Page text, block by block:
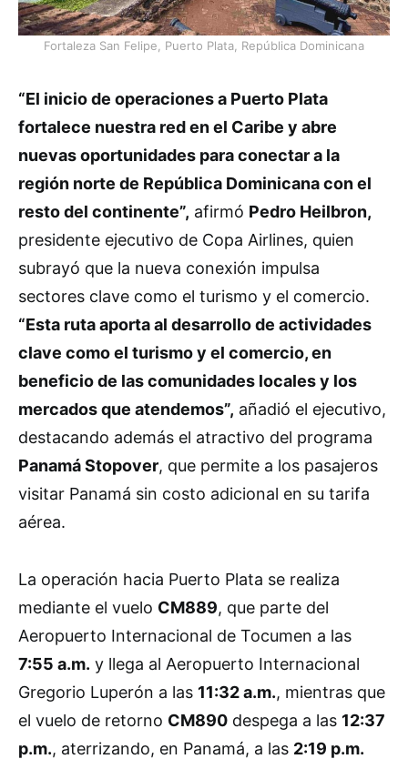
Fortaleza San Felipe, Puerto Plata, República Dominicana
“El inicio de operaciones a Puerto Plata
fortalece nuestra red en el Caribe y abre
nuevas oportunidades para conectar a la
región norte de República Dominicana con el
resto del continente”, afirmó Pedro Heilbron,
presidente ejecutivo de Copa Airlines, quien
subrayó que la nueva conexión impulsa
sectores clave como el turismo y el comercio.
“Esta ruta aporta al desarrollo de actividades
clave como el turismo y el comercio, en
beneficio de las comunidades locales y los
mercados que atendemos”, añadió el ejecutivo,
destacando además el atractivo del programa
Panamá Stopover, que permite a los pasajeros
visitar Panamá sin costo adicional en su tarifa
aérea.
La operación hacia Puerto Plata se realiza
mediante el vuelo CM889, que parte del
Aeropuerto Internacional de Tocumen a las
7:55 a.m. y llega al Aeropuerto Internacional
Gregorio Luperón a las 11:32 a.m., mientras que
el vuelo de retorno CM890 despega a las 12:37
p.m., aterrizando, en Panamá, a las 2:19 p.m.